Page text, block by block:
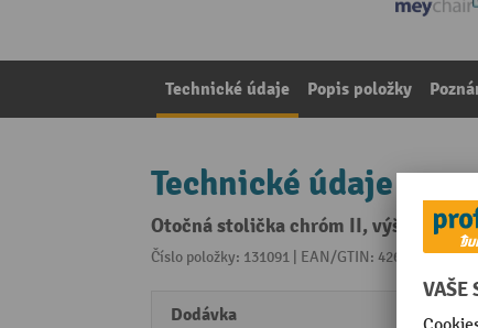
Technické údaje Popis položky
Technické údaje
Otočná stolička chróm II, výška
Číslo položky: 131091 | EAN/GTIN: 4260046922353
Dodávka